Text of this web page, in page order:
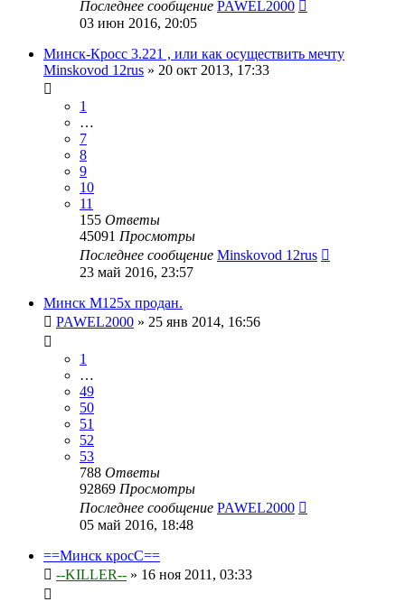
Последнее сообщение PAWEL2000
03 июн 2016, 20:05
Минск-Кросс 3.221 , или как осуществить мечту
Minskovod 12rus » 20 окт 2013, 17:33
1
…
7
8
9
10
11
155 Ответы
45091 Просмотры
Последнее сообщение Minskovod 12rus
23 май 2016, 23:57
Минск М125х продан.
PAWEL2000 » 25 янв 2014, 16:56
1
…
49
50
51
52
53
788 Ответы
92869 Просмотры
Последнее сообщение PAWEL2000
05 май 2016, 18:48
==Минск кросС==
--KILLER-- » 16 ноя 2011, 03:33